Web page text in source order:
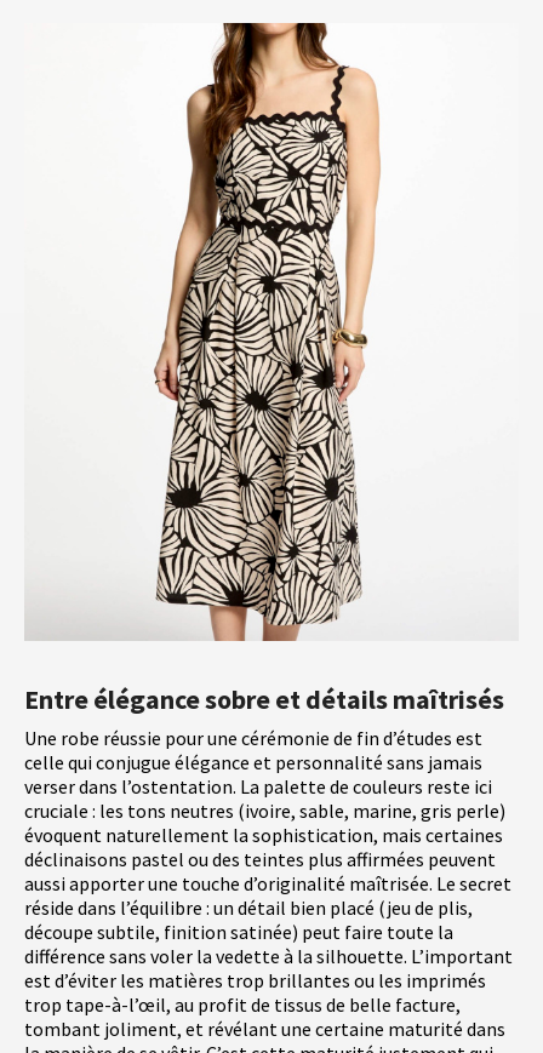
Entre élégance sobre et détails maîtrisés
Une robe réussie pour une cérémonie de fin d’études est
celle qui conjugue élégance et personnalité sans jamais
verser dans l’ostentation. La palette de couleurs reste ici
cruciale : les tons neutres (ivoire, sable, marine, gris perle)
évoquent naturellement la sophistication, mais certaines
déclinaisons pastel ou des teintes plus affirmées peuvent
aussi apporter une touche d’originalité maîtrisée. Le secret
réside dans l’équilibre : un détail bien placé (jeu de plis,
découpe subtile, finition satinée) peut faire toute la
différence sans voler la vedette à la silhouette. L’important
est d’éviter les matières trop brillantes ou les imprimés
trop tape-à-l’œil, au profit de tissus de belle facture,
tombant joliment, et révélant une certaine maturité dans